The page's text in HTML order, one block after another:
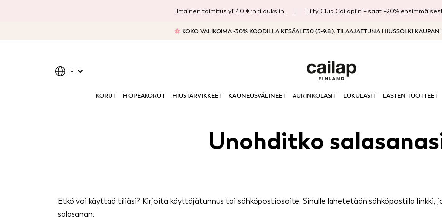
Ilmainen toimitus yli 40 €:n tilauksiin. Liity Club Cailapiin – saat –20%
KOKO VALIKOIMA -30% KOODILLA KESÄALE30 (5-9.8.). TILAAJAETUNA HIUSSOLKI KAUPAN
KORUT HOPEAKORUT HIUSTARVIKKEET KAUNEUSVÄLINEET AURINKOLASIT LUKULASIT LASTEN TUOTTEET
FI
Unohditko
Etkö voi käyttää tiliäsi? Kirjoita käyttäjätunnus tai sähköpostiosoite. Sinulle lähetetään sähköpostilla linkki,
salasanan.